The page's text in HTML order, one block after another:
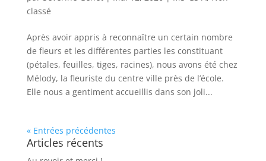
classé
Après avoir appris à reconnaître un certain nombre
de fleurs et les différentes parties les constituant
(pétales, feuilles, tiges, racines), nous avons été chez
Mélody, la fleuriste du centre ville près de l’école.
Elle nous a gentiment accueillis dans son joli...
« Entrées précédentes
Articles récents